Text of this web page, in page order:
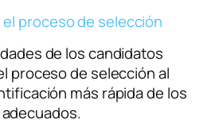
proceso de selección
de los candidatos
proceso de selección al
más rápida de los